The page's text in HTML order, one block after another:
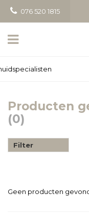
076 520 1815
Producten
(0)
Filter
Geen producten